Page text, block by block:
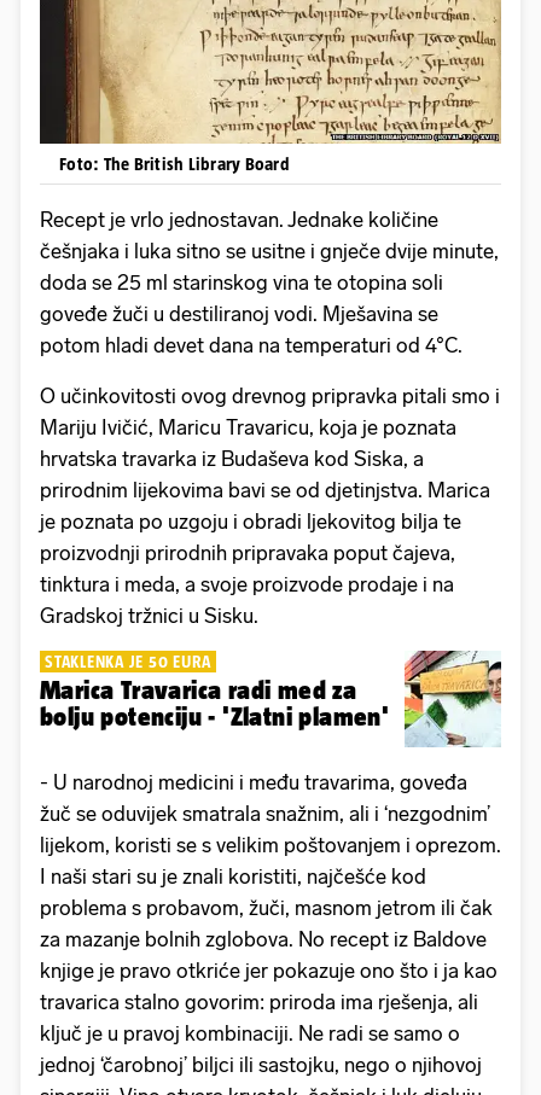
Foto: The British Library Board
Recept je vrlo jednostavan. Jednake količine
češnjaka i luka sitno se usitne i gnječe dvije minute,
doda se 25 ml starinskog vina te otopina soli
goveđe žuči u destiliranoj vodi. Mješavina se
potom hladi devet dana na temperaturi od 4°C.
O učinkovitosti ovog drevnog pripravka pitali smo i
Mariju Ivičić, Maricu Travaricu, koja je poznata
hrvatska travarka iz Budaševa kod Siska, a
prirodnim lijekovima bavi se od djetinjstva. Marica
je poznata po uzgoju i obradi ljekovitog bilja te
proizvodnji prirodnih pripravaka poput čajeva,
tinktura i meda, a svoje proizvode prodaje i na
Gradskoj tržnici u Sisku.
STAKLENKA JE 50 EURA
Marica Travarica radi med za
bolju potenciju - 'Zlatni plamen'
- U narodnoj medicini i među travarima, goveđa
žuč se oduvijek smatrala snažnim, ali i ‘nezgodnim’
lijekom, koristi se s velikim poštovanjem i oprezom.
I naši stari su je znali koristiti, najčešće kod
problema s probavom, žuči, masnom jetrom ili čak
za mazanje bolnih zglobova. No recept iz Baldove
knjige je pravo otkriće jer pokazuje ono što i ja kao
travarica stalno govorim: priroda ima rješenja, ali
ključ je u pravoj kombinaciji. Ne radi se samo o
jednoj ‘čarobnoj’ biljci ili sastojku, nego o njihovoj